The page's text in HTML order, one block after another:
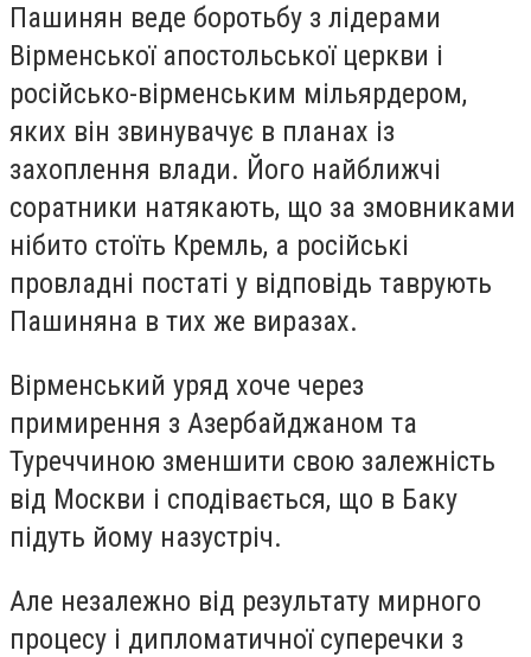
Пашинян веде боротьбу з лідерами
Вірменської апостольської церкви і
російсько-вірменським мільярдером,
яких він звинувачує в планах із
захоплення влади. Його найближчі
соратники натякають, що за змовниками
нібито стоїть Кремль, а російські
провладні постаті у відповідь таврують
Пашиняна в тих же виразах.
Вірменський уряд хоче через
примирення з Азербайджаном та
Туреччиною зменшити свою залежність
від Москви і сподівається, що в Баку
підуть йому назустріч.
Але незалежно від результату мирного
процесу і дипломатичної суперечки з